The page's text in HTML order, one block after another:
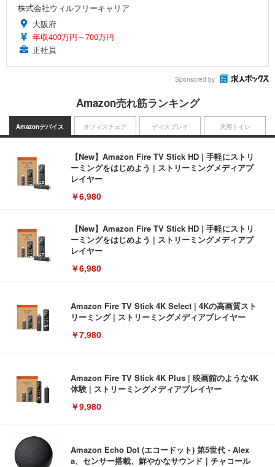
株式会社ウィルフリーキャリア
大阪府
年収400万円～700万円
正社員
Sponsored by
Amazon売れ筋ランキング
Amazonデバイス
【New】Amazon Fire TV Stick HD | 手軽にストリ
ーミングをはじめよう | ストリーミングメディアプ
レイヤー
￥6,980
【New】Amazon Fire TV Stick HD | 手軽にストリ
ーミングをはじめよう | ストリーミングメディアプ
レイヤー
￥6,980
Amazon Fire TV Stick 4K Select | 4Kの高画質スト
リーミング | ストリーミングメディアプレイヤー
￥7,980
Amazon Fire TV Stick 4K Plus | 映画館のような4K
体験 | ストリーミングメディアプレイヤー
￥9,980
Amazon Echo Dot (エコードット) 第5世代 - Alex
a、センサー搭載、鮮やかなサウンド｜チャコール
オフィスチェア ディスプレイ 犬用トイレ